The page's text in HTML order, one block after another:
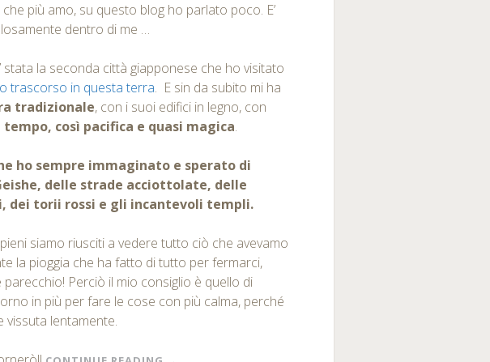
più amo, su questo blog ho parlato poco. E’
dentro di me …
stata la seconda città giapponese che ho visitato
trascorso in questa terra. E sin da subito mi ha
tradizionale, con i suoi edifici in legno, con
così pacifica e quasi magica.
ho sempre immaginato e sperato di
delle strade acciottolate, delle
dei torii rossi e gli incantevoli templi.
siamo riusciti a vedere tutto ciò che avevamo
la pioggia che ha fatto di tutto per fermarci,
Perciò il mio consiglio è quello di
in più per fare le cose con più calma, perché
vissuta lentamente.